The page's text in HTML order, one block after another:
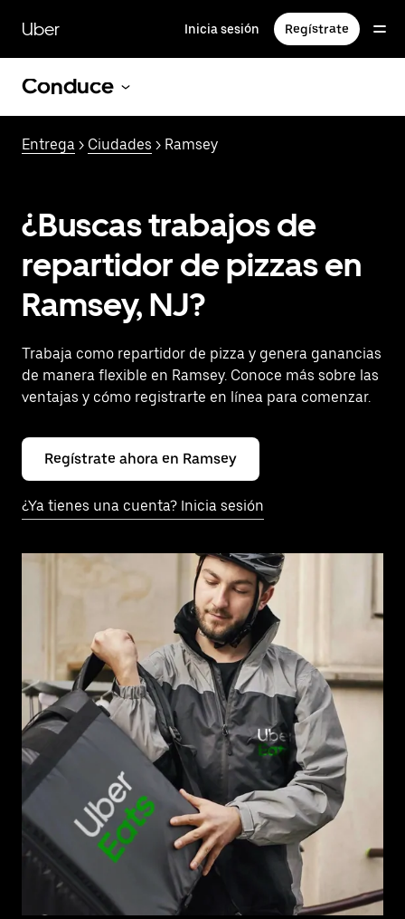
contenido
principal
Uber Inicia sesión Regístrate
Conduce
Entrega > Ciudades > Ramsey
¿Buscas trabajos de
repartidor de pizzas en
Ramsey, NJ?
Trabaja como repartidor de pizza y genera ganancias
de manera flexible en Ramsey. Conoce más sobre las
ventajas y cómo registrarte en línea para comenzar.
Regístrate ahora en Ramsey
¿Ya tienes una cuenta? Inicia sesión